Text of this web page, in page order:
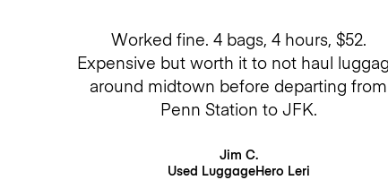
Worked fine. 4 bags, 4 hours, $52.
Expensive but worth it to not haul
around midtown before departing from
Penn Station to JFK.
Jim C.
Used LuggageHero Leri